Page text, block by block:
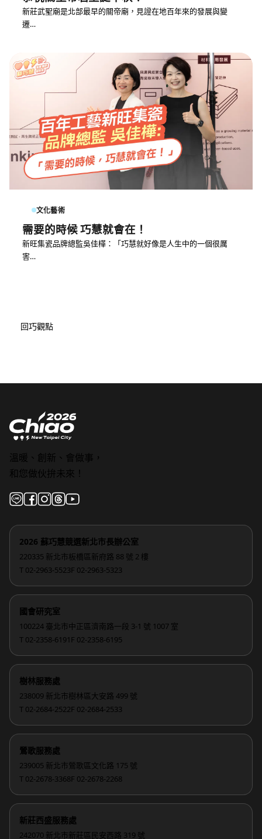
新莊武聖廟是北部最早的關帝廟，見證在地百年來的發展與變
遷…
文化藝術
需要的時候 巧慧就會在！
新旺集瓷品牌總監吳佳樺：「巧慧就好像是人生中的一個很厲
害…
回巧觀點
溫暖、創新、會做事，
和您做伙拚未來！
2026 蘇巧慧競選新北市長辦公室
220335 新北市板橋區新府路 88 號 2 樓
T 02-2963-5523F 02-2963-5323
國會研究室
100224 臺北市中正區濟南路一段 3-1 號 1007 室
T 02-2358-6191 F 02-2358-6195
樹林服務處
238009 新北市樹林區大安路 499 號
T 02-2684-2522F 02-2684-2533
鶯歌服務處
239005 新北市鶯歌區文化路 175 號
T 02-2678-3368F 02-2678-2268
新莊西盛服務處
242070 新北市新莊區民安西路 319 號